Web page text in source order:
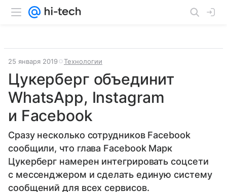
25 января 2019 Технологии
Цукерберг объединит
WhatsApp, Instagram
и Facebook
Сразу несколько сотрудников Facebook
сообщили, что глава Facebook Марк
Цукерберг намерен интегрировать соцсети
с мессенджером и сделать единую систему
сообщений для всех сервисов.